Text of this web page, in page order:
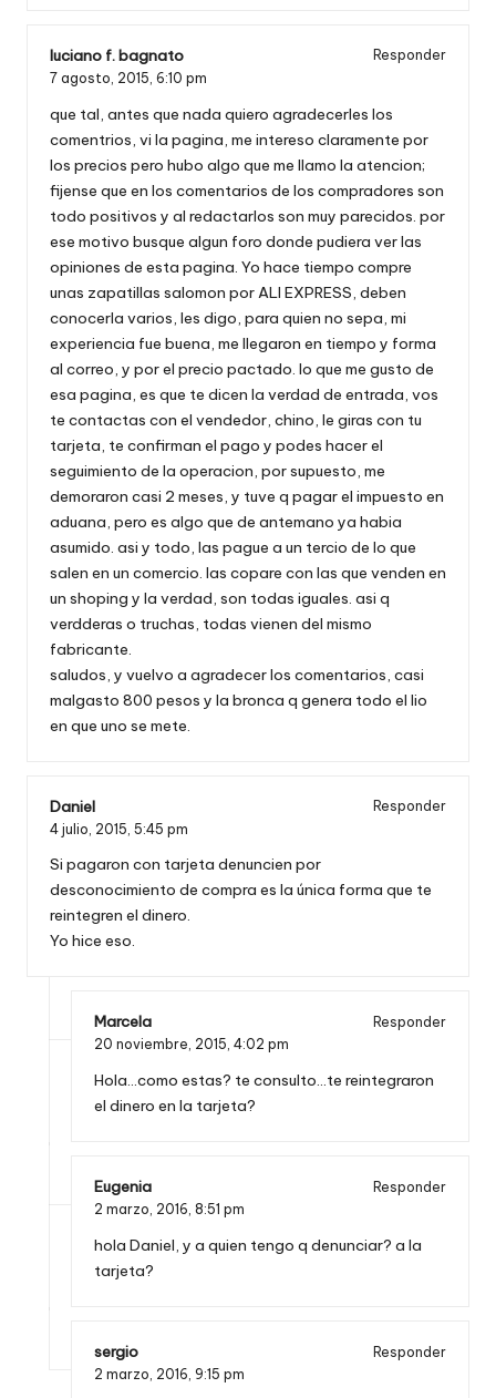
luciano f. bagnato
Responder
7 agosto, 2015, 6:10 pm
que tal, antes que nada quiero agradecerles los
comentrios, vi la pagina, me intereso claramente por
los precios pero hubo algo que me llamo la atencion;
fijense que en los comentarios de los compradores son
todo positivos y al redactarlos son muy parecidos. por
ese motivo busque algun foro donde pudiera ver las
opiniones de esta pagina. Yo hace tiempo compre
unas zapatillas salomon por ALI EXPRESS, deben
conocerla varios, les digo, para quien no sepa, mi
experiencia fue buena, me llegaron en tiempo y forma
al correo, y por el precio pactado. lo que me gusto de
esa pagina, es que te dicen la verdad de entrada, vos
te contactas con el vendedor, chino, le giras con tu
tarjeta, te confirman el pago y podes hacer el
seguimiento de la operacion, por supuesto, me
demoraron casi 2 meses, y tuve q pagar el impuesto en
aduana, pero es algo que de antemano ya habia
asumido. asi y todo, las pague a un tercio de lo que
salen en un comercio. las copare con las que venden en
un shoping y la verdad, son todas iguales. asi q
verdderas o truchas, todas vienen del mismo
fabricante.
saludos, y vuelvo a agradecer los comentarios, casi
malgasto 800 pesos y la bronca q genera todo el lio
en que uno se mete.
Daniel
Responder
4 julio, 2015, 5:45 pm
Si pagaron con tarjeta denuncien por
desconocimiento de compra es la única forma que te
reintegren el dinero.
Yo hice eso.
Marcela
Responder
20 noviembre, 2015, 4:02 pm
Hola…como estas? te consulto…te reintegraron
el dinero en la tarjeta?
Eugenia
Responder
2 marzo, 2016, 8:51 pm
hola Daniel, y a quien tengo q denunciar? a la
tarjeta?
sergio
Responder
2 marzo, 2016, 9:15 pm